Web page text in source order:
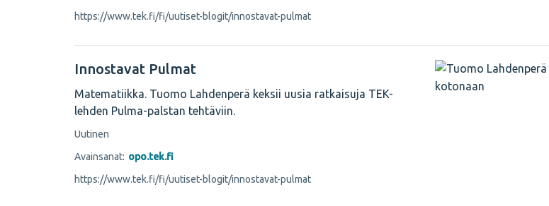
https://www.tek.fi/fi/uutiset-blogit/innostavat-pulmat
Innostavat Pulmat
Matematiikka. Tuomo Lahdenperä keksii uusia ratkaisuja TEK-
lehden Pulma-palstan tehtäviin.
Uutinen
Avainsanat: opo.tek.fi
https://www.tek.fi/fi/uutiset-blogit/innostavat-pulmat